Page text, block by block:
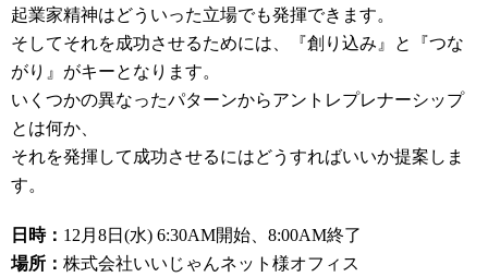
起業家精神はどういった立場でも発揮できます。
そしてそれを成功させるためには、『創り込み』と『つな
がり』がキーとなります。
いくつかの異なったパターンからアントレプレナーシップ
とは何か、
それを発揮して成功させるにはどうすればいいか提案しま
す。
日時： 12月8日(水) 6:30AM開始、8:00AM終了
場所： 株式会社いいじゃんネット様オフィス